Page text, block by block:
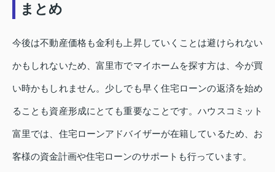
まとめ
今後は不動産価格も金利も上昇していくことは避けられない
かもしれないため、富里市でマイホームを探す方は、今が買
い時かもしれません。少しでも早く住宅ローンの返済を始め
ることも資産形成にとても重要なことです。ハウスコミット
富里では、住宅ローンアドバイザーが在籍しているため、お
客様の資金計画や住宅ローンのサポートも行っています。